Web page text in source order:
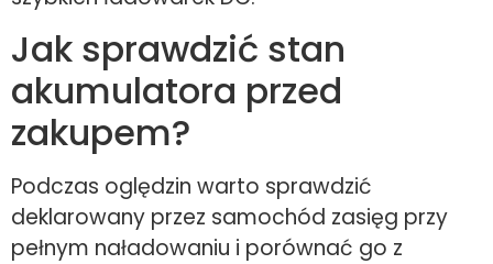
Jak sprawdzić stan
akumulatora przed
zakupem?
Podczas oględzin warto sprawdzić
deklarowany przez samochód zasięg przy
pełnym naładowaniu i porównać go z